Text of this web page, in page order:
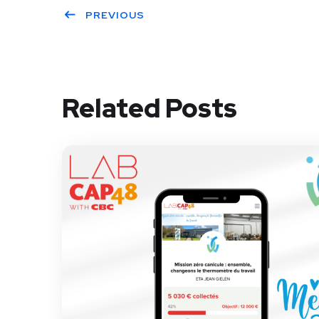
PREVIOUS
Related Posts